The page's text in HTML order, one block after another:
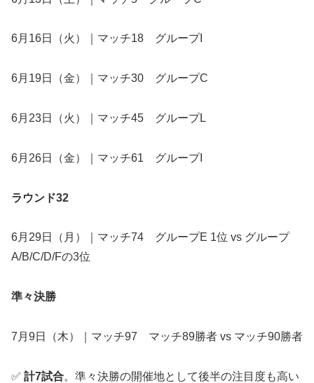
6月16日（火）｜マッチ18 グループI
6月19日（金）｜マッチ30 グループC
6月23日（火）｜マッチ45 グループL
6月26日（金）｜マッチ61 グループI
ラウンド32
6月29日（月）｜マッチ74 グループE 1位 vs グループ
A/B/C/D/Fの3位
準々決勝
7月9日（木）｜マッチ97 マッチ89勝者 vs マッチ90勝者
✅ 計7試合。準々決勝の開催地として後半の注目度も高い